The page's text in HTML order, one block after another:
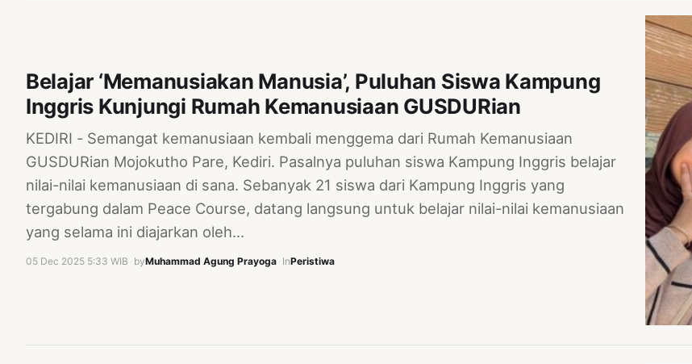
Belajar ‘Memanusiakan Manusia’, Puluhan Siswa Kampung
Inggris Kunjungi Rumah Kemanusiaan GUSDURian
KEDIRI - Semangat kemanusiaan kembali menggema dari Rumah Kemanusiaan
GUSDURian Mojokutho Pare, Kediri. Pasalnya puluhan siswa Kampung Inggris belajar
nilai-nilai kemanusiaan di sana. Sebanyak 21 siswa dari Kampung Inggris yang
tergabung dalam Peace Course, datang langsung untuk belajar nilai-nilai kemanusiaan
yang selama ini diajarkan oleh…
05 Dec 2025 5:33 WIB byMuhammad Agung Prayoga InPeristiwa